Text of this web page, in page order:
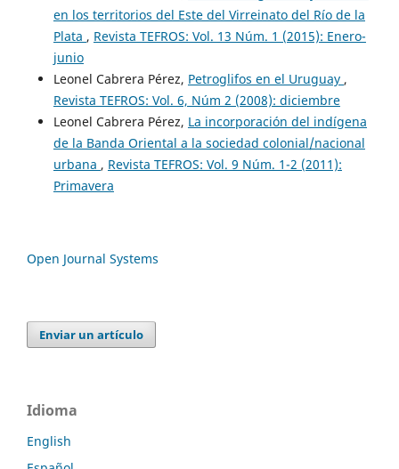
en los territorios del Este del Virreinato del Río de la
Plata , Revista TEFROS: Vol. 13 Núm. 1 (2015): Enero-
junio
Leonel Cabrera Pérez, Petroglifos en el Uruguay ,
Revista TEFROS: Vol. 6, Núm 2 (2008): diciembre
Leonel Cabrera Pérez, La incorporación del indígena
de la Banda Oriental a la sociedad colonial/nacional
urbana , Revista TEFROS: Vol. 9 Núm. 1-2 (2011):
Primavera
Open Journal Systems
Enviar un artículo
Idioma
English